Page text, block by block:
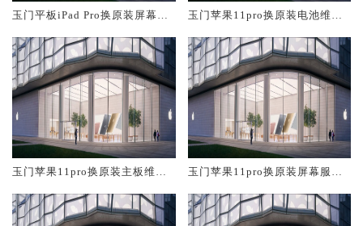
玉门平板iPad Pro换原装屏幕服
玉门苹果11pro换原装电池维修
玉门苹果11pro换原装主板维修
玉门苹果11pro换原装屏幕服务